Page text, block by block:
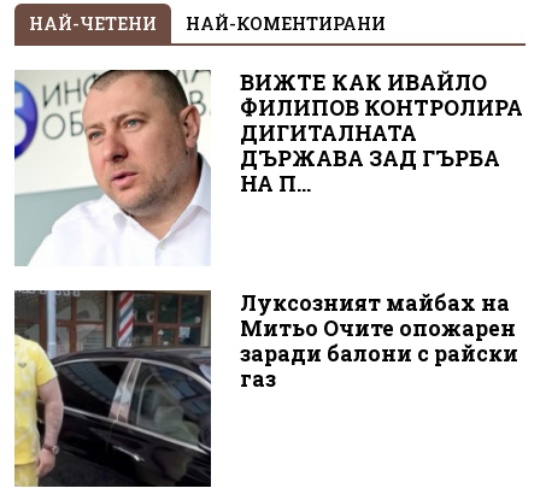
НАЙ-ЧЕТЕНИ НАЙ-КОМЕНТИРАНИ
ВИЖТЕ КАК ИВАЙЛО
ФИЛИПОВ КОНТРОЛИРА
ДИГИТАЛНАТА
ДЪРЖАВА ЗАД ГЪРБА
НА П...
Луксозният майбах на
Митьо Очите опожарен
заради балони с райски
газ